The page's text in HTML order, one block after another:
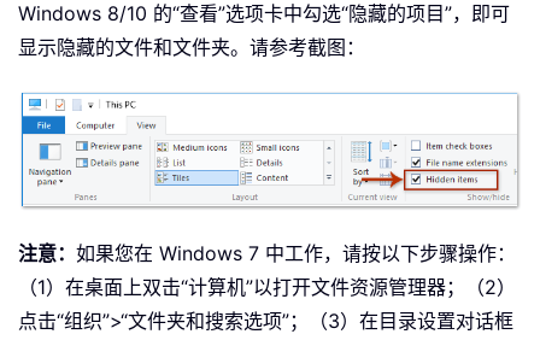
Windows 8/10 的“查看”选项卡中勾选“隐藏的项目”，即可
显示隐藏的文件和文件夹。请参考截图：
注意： 如果您在 Windows 7 中工作，请按以下步骤操作：
（1）在桌面上双击“计算机”以打开文件资源管理器；（2）
点击“组织”>“文件夹和搜索选项”；（3）在目录设置对话框